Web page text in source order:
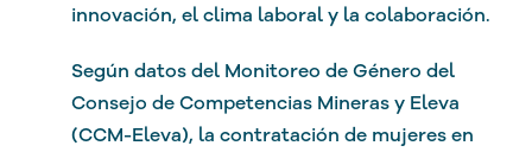
innovación, el clima laboral y la colaboración.
Según datos del Monitoreo de Género del
Consejo de Competencias Mineras y Eleva
(CCM-Eleva), la contratación de mujeres en